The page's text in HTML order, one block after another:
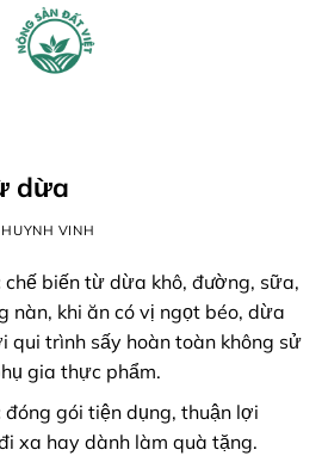
dừa
HUYNH VINH
chế biến từ dừa khô, đường, sữa,
nàn, khi ăn có vị ngọt béo, dừa
qui trình sấy hoàn toàn không sử
gia thực phẩm.
đóng gói tiện dụng, thuận lợi
xa hay dành làm quà tặng.